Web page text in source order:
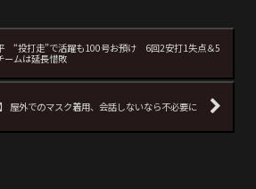
“投打走”で活躍も100号お預け 6回2安打1失点＆5
ムは延長惜敗
】 屋外でのマスク着用、会話しないなら不必要に